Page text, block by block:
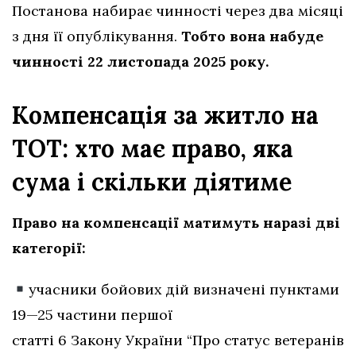
Постанова набирає чинності через два місяці
з дня її опублікування. Тобто вона набуде
чинності 22 листопада 2025 року.
Компенсація за житло на
ТОТ: хто має право, яка
сума і скільки діятиме
Право на компенсації матимуть наразі дві
категорії:
учасники бойових дій визначені пунктами
19—25 частини першої
статті 6 Закону України “Про статус ветеранів